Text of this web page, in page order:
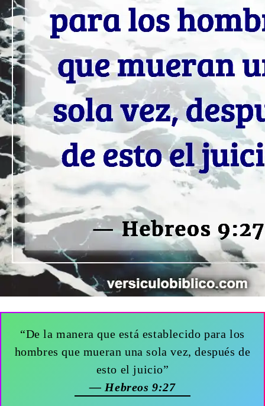
“De la manera que está establecido para los
hombres que mueran una sola vez, después de
esto el juicio”
— Hebreos 9:27